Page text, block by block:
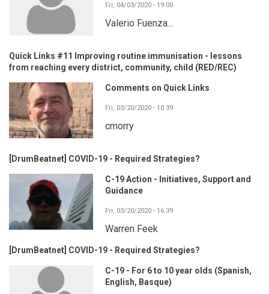
Fri, 04/03/2020 - 19:00
Valerio Fuenza…
Quick Links #11 Improving routine immunisation - lessons
from reaching every district, community, child (RED/REC)
Comments on Quick Links
Fri, 03/20/2020 - 10:39
cmorry
[DrumBeatnet] COVID-19 - Required Strategies?
C-19 Action - Initiatives, Support and
Guidance
Fri, 03/20/2020 - 16:39
Warren Feek
[DrumBeatnet] COVID-19 - Required Strategies?
C-19 - For 6 to 10 year olds (Spanish,
English, Basque)